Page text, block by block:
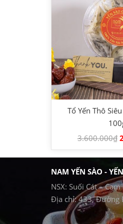
Tổ Yến Thô
3.600.000₫
NAM YẾN SÀO -
NSX: Suối Cát –
Địa chỉ: 433, Đường